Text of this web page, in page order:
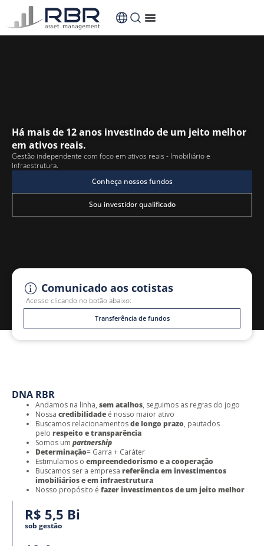
conteúdo
Há mais de 12 anos investindo de um jeito melhor
em ativos reais.
Gestão independente com foco em ativos reais - Imobiliário e
Infraestrutura.
Conheça nossos fundos
Sou investidor qualificado
Comunicado aos cotistas
Acesse clicando no botão abaixo:
Transferência de fundos
DNA RBR
Andamos na linha, sem atalhos, seguimos as regras do jogo
Nossa credibilidade é nosso maior ativo
Buscamos relacionamentosde longo prazo, pautados
pelo respeito e transparência
Somos um partnership
Determinação= Garra + Caráter
Estimulamos o empreendedorismo e a cooperação
Buscamos ser a empresa referência em investimentos
imobiliários e em infraestrutura
Nosso propósito é fazer investimentos de um jeito melhor
R$ 5,5 Bi
sob gestão